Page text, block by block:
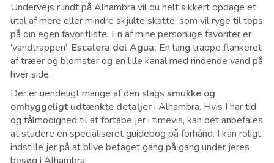
Undervejs rundt på Alhambra vil du helt sikkert opdage et
utal af mere eller mindre skjulte skatte, som vil ryge til tops
på din egen favoritliste. En af mine personlige favoriter er
'vandtrappen', Escalera del Agua: En lang trappe flankeret
af træer og blomster og en lille kanal med rindende vand på
hver side.
Der er uendeligt mange af den slags smukke og
omhyggeligt udtænkte detaljeri Alhambra. Hvis I har tid
og tålmodighed til at fortabe jer i timevis, kan det anbefales
at studere en specialiseret guidebog på forhånd. I kan roligt
indstille jer på at blive betaget gang på gang under jeres